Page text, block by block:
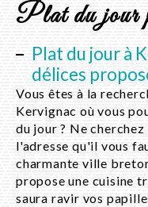
Plat du jour
Plat du jour à
délices
Vous êtes à la
Kervignac où vous
du jour ? Ne
l'adresse qu'il vous
charmante ville
propose une cuisine
saura ravir vos